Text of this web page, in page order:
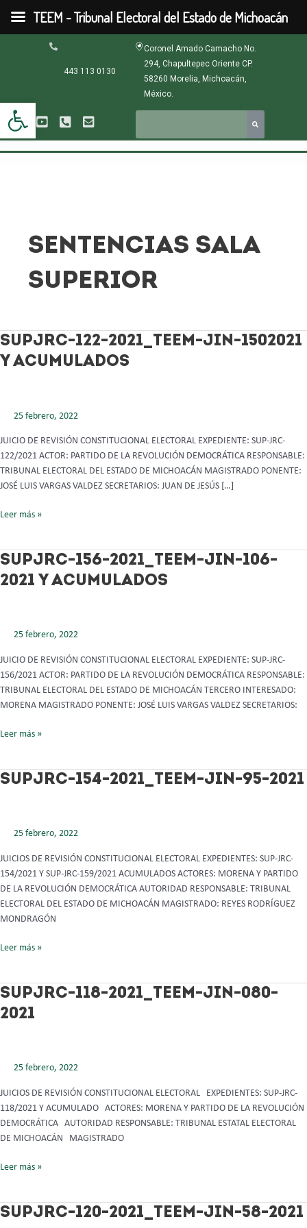
Abrir barra de herramientas
contenido
443 113 0130
Coronel Amado Camacho No.
294, Chapultepec Oriente CP.
58260 Morelia, Michoacán,
México.
SENTENCIAS SALA
SUPERIOR
SUPJRC-122-2021_TEEM-JIN-1502021
Y ACUMULADOS
25 febrero, 2022
JUICIO DE REVISIÓN CONSTITUCIONAL ELECTORAL EXPEDIENTE: SUP-JRC-
122/2021 ACTOR: PARTIDO DE LA REVOLUCIÓN DEMOCRÁTICA RESPONSABLE:
TRIBUNAL ELECTORAL DEL ESTADO DE MICHOACÁN MAGISTRADO PONENTE:
JOSÉ LUIS VARGAS VALDEZ SECRETARIOS: JUAN DE JESÚS […]
SUPJRC-
122-
2021_TEEM-
Leer más »
SUPJRC-156-2021_TEEM-JIN-106-
2021 Y ACUMULADOS
25 febrero, 2022
JUICIO DE REVISIÓN CONSTITUCIONAL ELECTORAL EXPEDIENTE: SUP-JRC-
156/2021 ACTOR: PARTIDO DE LA REVOLUCIÓN DEMOCRÁTICA RESPONSABLE:
TRIBUNAL ELECTORAL DEL ESTADO DE MICHOACÁN TERCERO INTERESADO:
MORENA MAGISTRADO PONENTE: JOSÉ LUIS VARGAS VALDEZ SECRETARIOS:
SUPJRC-
156-
2021_TEEM-
2021
ACUMULADOS
Leer más »
SUPJRC-154-2021_TEEM-JIN-95-2021
25 febrero, 2022
JUICIOS DE REVISIÓN CONSTITUCIONAL ELECTORAL EXPEDIENTES: SUP-JRC-
154/2021 Y SUP-JRC-159/2021 ACUMULADOS ACTORES: MORENA Y PARTIDO
DE LA REVOLUCIÓN DEMOCRÁTICA AUTORIDAD RESPONSABLE: TRIBUNAL
ELECTORAL DEL ESTADO DE MICHOACÁN MAGISTRADO: REYES RODRÍGUEZ
MONDRAGÓN
SUPJRC-
Leer más »
SUPJRC-118-2021_TEEM-JIN-080-
2021
25 febrero, 2022
JUICIOS DE REVISIÓN CONSTITUCIONAL ELECTORAL EXPEDIENTES: SUP-JRC-
118/2021 Y ACUMULADO ACTORES: MORENA Y PARTIDO DE LA REVOLUCIÓN
DEMOCRÁTICA AUTORIDAD RESPONSABLE: TRIBUNAL ESTATAL ELECTORAL
DE MICHOACÁN MAGISTRADO
SUPJRC-
2021_TEEM-
2021
Leer más »
SUPJRC-120-2021_TEEM-JIN-58-2021
SUPJRC-
Paginación
TEEM - Tribunal Electoral del Estado de Michoacán